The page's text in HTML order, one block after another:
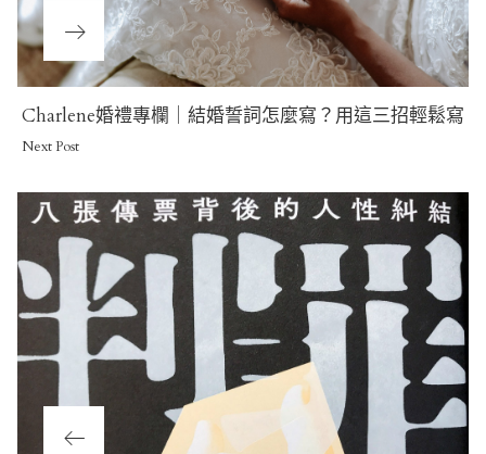
Next
Post
Charlene婚禮專欄｜結婚誓詞怎麼寫？用這三招輕鬆寫
Next Post